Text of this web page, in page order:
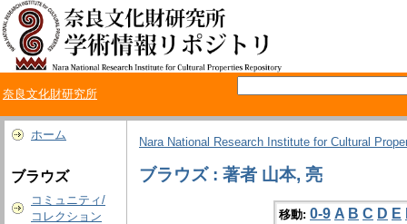
奈良文化財研究所
ホーム
ブラウズ
コミュニティ/
コレクション
Nara National Research Institute for Cultural
ブラウズ : 著者 山本, 亮
移動: 0-9 A B C D E